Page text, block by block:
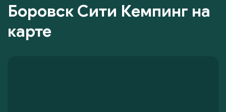
Боровск Сити Кемпинг на
карте